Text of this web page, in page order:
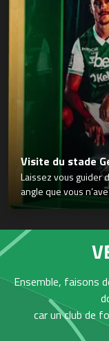
Visite du stade
Laissez vous guider
angle que vous
Ensemble, faisons
car un club de